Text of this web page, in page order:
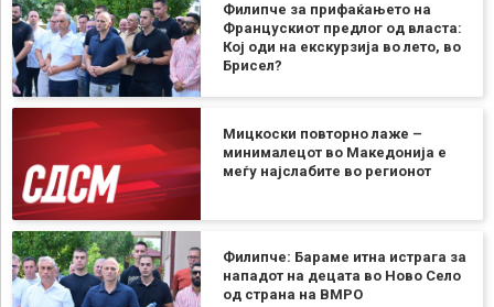
Филипче за прифаќањето на
Францускиот предлог од власта:
Кој оди на екскурзија во лето, во
Брисел?
Мицкоски повторно лаже –
минималецот во Македонија е
меѓу најслабите во регионот
Филипче: Бараме итна истрага за
нападот на децата во Ново Село
од страна на ВМРО